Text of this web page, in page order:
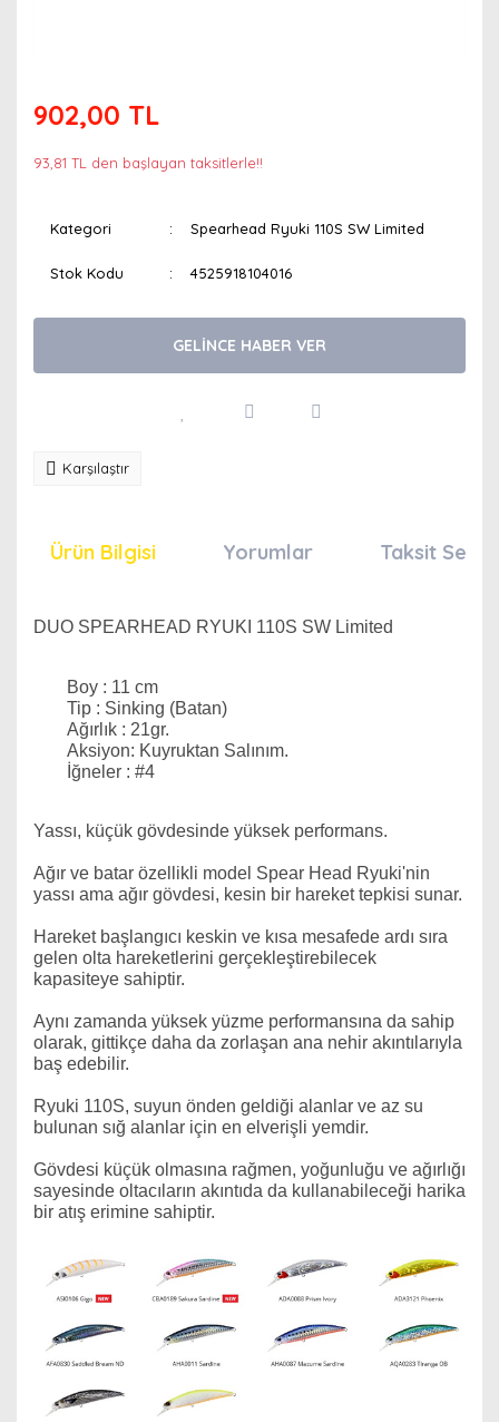
902,00 TL
93,81 TL den başlayan taksitlerle!!
Kategori Spearhead Ryuki 110S SW Limited
Stok Kodu 4525918104016
GELİNCE HABER VER
Karşılaştır
Ürün Bilgisi Yorumlar Taksit
DUO SPEARHEAD RYUKI 110S SW Limited
Boy : 11 cm
Tip : Sinking (Batan)
Ağırlık : 21gr.
Aksiyon: Kuyruktan Salınım.
İğneler : #4
Yassı, küçük gövdesinde yüksek performans.
Ağır ve batar özellikli model Spear Head Ryuki'nin
yassı ama ağır gövdesi, kesin bir hareket tepkisi sunar.
Hareket başlangıcı keskin ve kısa mesafede ardı sıra
gelen olta hareketlerini gerçekleştirebilecek
kapasiteye sahiptir.
Aynı zamanda yüksek yüzme performansına da sahip
olarak, gittikçe daha da zorlaşan ana nehir akıntılarıyla
baş edebilir.
Ryuki 110S, suyun önden geldiği alanlar ve az su
bulunan sığ alanlar için en elverişli yemdir.
Gövdesi küçük olmasına rağmen, yoğunluğu ve ağırlığı
sayesinde oltacıların akıntıda da kullanabileceği harika
bir atış erimine sahiptir.